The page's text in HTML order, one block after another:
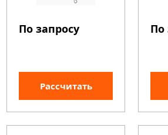
По запросу
Рассчитать
По